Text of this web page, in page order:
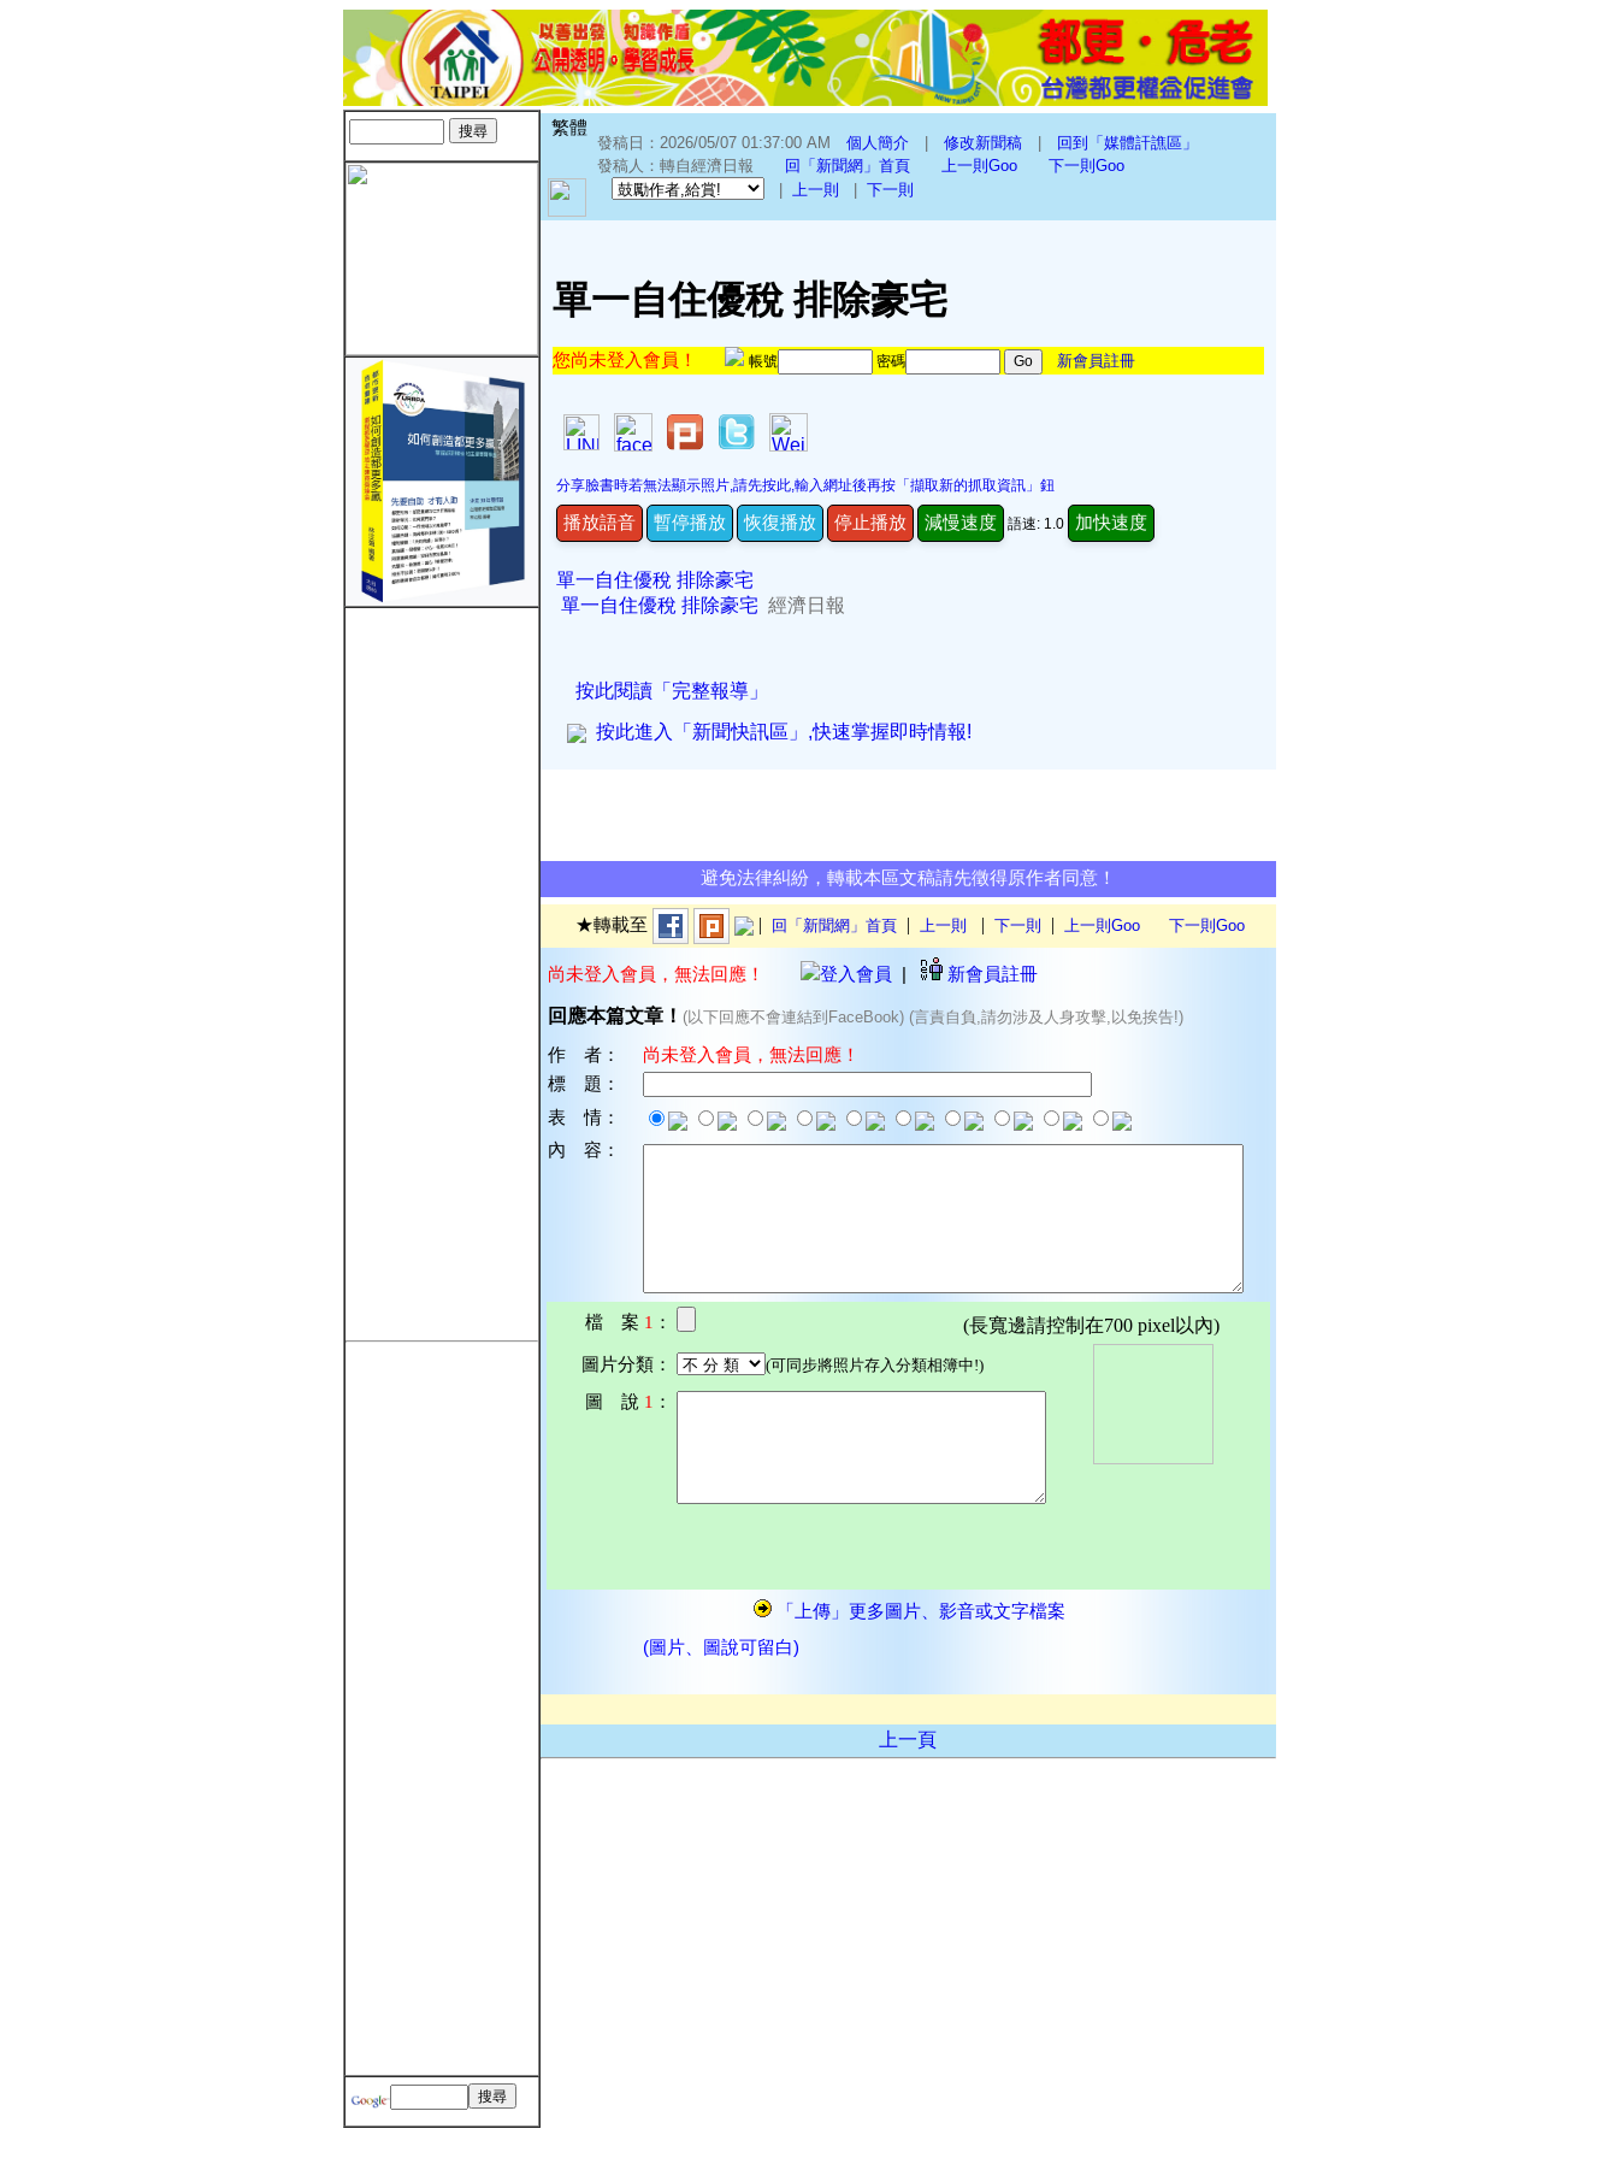
繁體
發稿日：2026/05/07 01:37:00 AM 個人簡介| 修改新聞稿|
回到「媒體訐譙區」
發稿人：轉自經濟日報
回「新聞網」首頁 上一則Goo
下一則Goo
上一則 下一則
單一自住優稅 排除豪宅
您尚未登入會員！ 帳號 密碼 新會員註冊
分享臉書時若無法顯示照片,請先按此,輸入網址後再按「擷取新的抓取資訊」鈕
播放語音 暫停播放 恢復播放 停止播放 減慢速度 語速: 1.0 加快速度
單一自住優稅 排除豪宅
單一自住優稅 排除豪宅 經濟日報
按此閱讀「完整報導」
按此進入「新聞快訊區」,快速掌握即時情報!
避免法律糾紛，轉載本區文稿請先徵得原作者同意！
★轉載至 | 回「新聞網」首頁 | 上一則 | 下一則 | 上一則Goo 下一則Goo
尚未登入會員，無法回應！ 登入會員 | 新會員註冊
回應本篇文章！ (以下回應不會連結到FaceBook) (言責自負,請勿涉及人身攻擊,以免挨告!)
作 者：
尚未登入會員，無法回應！
標 題：
表 情：
內 容：
檔 案 1 ： (長寬邊請控制在700 pixel以內)
圖片分類： (可同步將照片存入分類相簿中!)
圖 說 1 ：
「上傳」更多圖片、影音或文字檔案
(圖片、圖說可留白)
上一頁